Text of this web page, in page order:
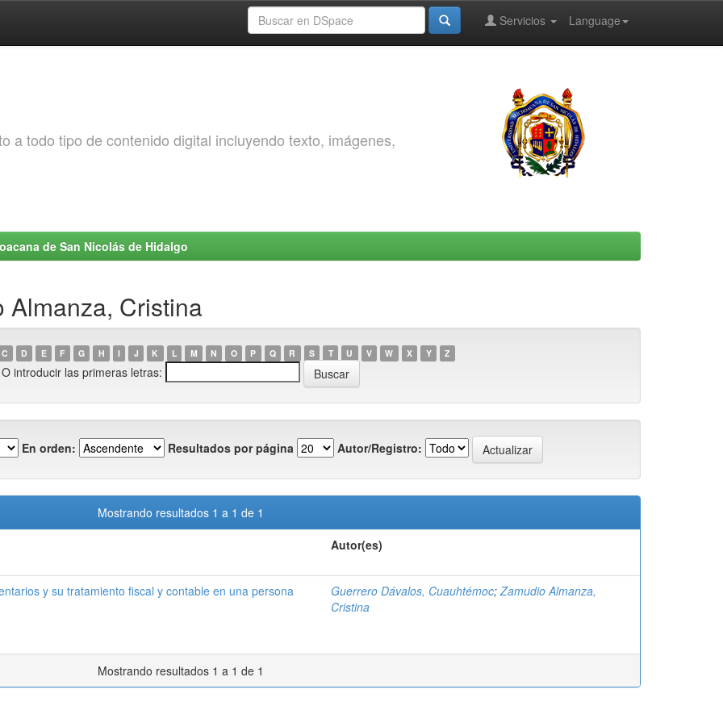
Language
Servicios
a todo tipo de contenido digital incluyendo texto, imágenes,
de San Nicolás de Hidalgo
Almanza, Cristina
C D E F G H I J K L M N O P Q R S T U V W X Y Z
O introducir las primeras letras:
En orden: Resultados por página Autor/Registro:
Mostrando resultados 1 a 1 de 1
Autor(es)
y su tratamiento fiscal y contable en una persona
Guerrero Dávalos, Cuauhtémoc;Zamudio Almanza,
Cristina
Mostrando resultados 1 a 1 de 1